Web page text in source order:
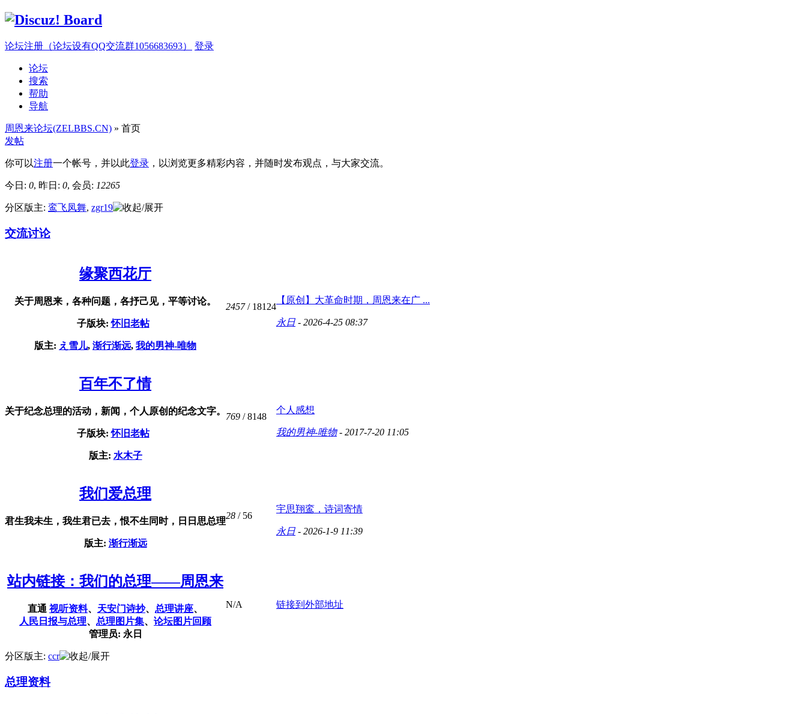
论坛注册（论坛设有QQ交流群1056683693） 登录
论坛
搜索
帮助
导航
周恩来论坛(ZELBBS.CN) » 首页
发帖
你可以注册一个帐号，并以此登录 ，以浏览更多精彩内容，并随时发布观点，与大家交流。
今日: 0, 昨日: 0, 会员: 12265
分区版主: 鸾飞凤舞, zgr19
交流讨论
缘聚西花厅
关于周恩来，各种问题，各抒己见，平等讨论。
子版块:怀旧老帖
版主: え雪儿, 渐行渐远, 我的男神-唯物
2457/ 18124
【原创】大革命时期，周恩来在广 ...
永日 - 2026-4-25 08:37
百年不了情
关于纪念总理的活动，新闻，个人原创的纪念文字。
子版块:怀旧老帖
版主: 水木子
769 / 8148
个人感想
我的男神-唯物- 2017-7-20 11:05
我们爱总理
君生我未生，我生君已去，恨不生同时，日日思总理
版主: 渐行渐远
28 / 56
宇思翔鸾，诗词寄情
永日 - 2026-1-9 11:39
站内链接：我们的总理——周恩来
直通 视听资料、 天安门诗抄、 总理讲座、
人民日报与总理、 总理图片集、 论坛图片回顾
管理员: 永日
N/A 链接到外部地址
分区版主: ccr
总理资料